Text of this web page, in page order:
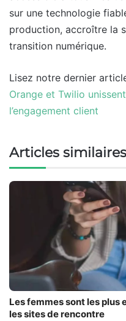
sur une technologie
production, accroître la
transition numérique.
Lisez notre dernier
Orange et Twilio
l’engagement client
Articles similaires
Les femmes sont les plus
les sites de rencontre